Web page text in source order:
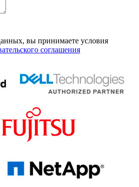
вы принимаете условия
соглашения